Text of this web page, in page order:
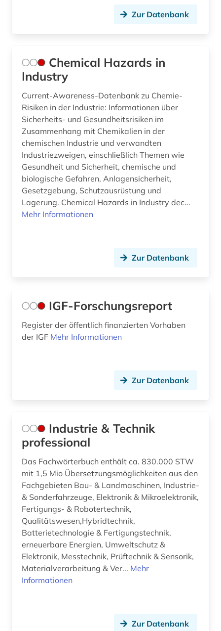
Zur Datenbank
Chemical Hazards in
Industry
Current-Awareness-Datenbank zu Chemie-
Risiken in der Industrie: Informationen über
Sicherheits- und Gesundheitsrisiken im
Zusammenhang mit Chemikalien in der
chemischen Industrie und verwandten
Industriezweigen, einschließlich Themen wie
Gesundheit und Sicherheit, chemische und
biologische Gefahren, Anlagensicherheit,
Gesetzgebung, Schutzausrüstung und
Lagerung. Chemical Hazards in Industry dec...
Mehr Informationen
Zur Datenbank
IGF-Forschungsreport
Register der öffentlich finanzierten Vorhaben
der IGF Mehr Informationen
Zur Datenbank
Industrie & Technik
professional
Das Fachwörterbuch enthält ca. 830.000 STW
mit 1,5 Mio Übersetzungsmöglichkeiten aus den
Fachgebieten Bau- & Landmaschinen, Industrie-
& Sonderfahrzeuge, Elektronik & Mikroelektronik,
Fertigungs- & Robotertechnik,
Qualitätswesen,Hybridtechnik,
Batterietechnologie & Fertigungstechnik,
erneuerbare Energien, Umweltschutz &
Elektronik, Messtechnik, Prüftechnik & Sensorik,
Materialverarbeitung & Ver... Mehr
Informationen
Zur Datenbank